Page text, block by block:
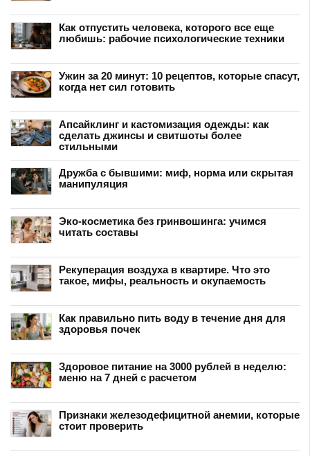
Как отпустить человека, которого все еще
любишь: рабочие психологические техники
Ужин за 20 минут: 10 рецептов, которые спасут,
когда нет сил готовить
Апсайклинг и кастомизация одежды: как
сделать джинсы и свитшоты более
стильными
Дружба с бывшими: миф, норма или скрытая
манипуляция
Эко-косметика без гринвошинга: учимся
читать составы
Рекуперация воздуха в квартире. Что это
такое, мифы, реальность и окупаемость
Как правильно пить воду в течение дня для
здоровья почек
Здоровое питание на 3000 рублей в неделю:
меню на 7 дней с расчетом
Признаки железодефицитной анемии, которые
стоит проверить